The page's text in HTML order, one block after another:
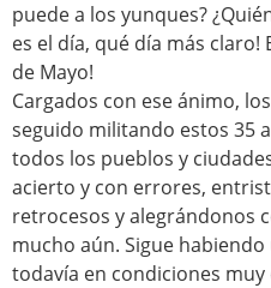
puede a los yunques?
es el día, qué día más claro!
de Mayo!
Cargados con ese ánimo,
seguido militando estos 35
todos los pueblos y
acierto y con errores,
retrocesos y alegrándonos
mucho aún. Sigue
todavía en condiciones